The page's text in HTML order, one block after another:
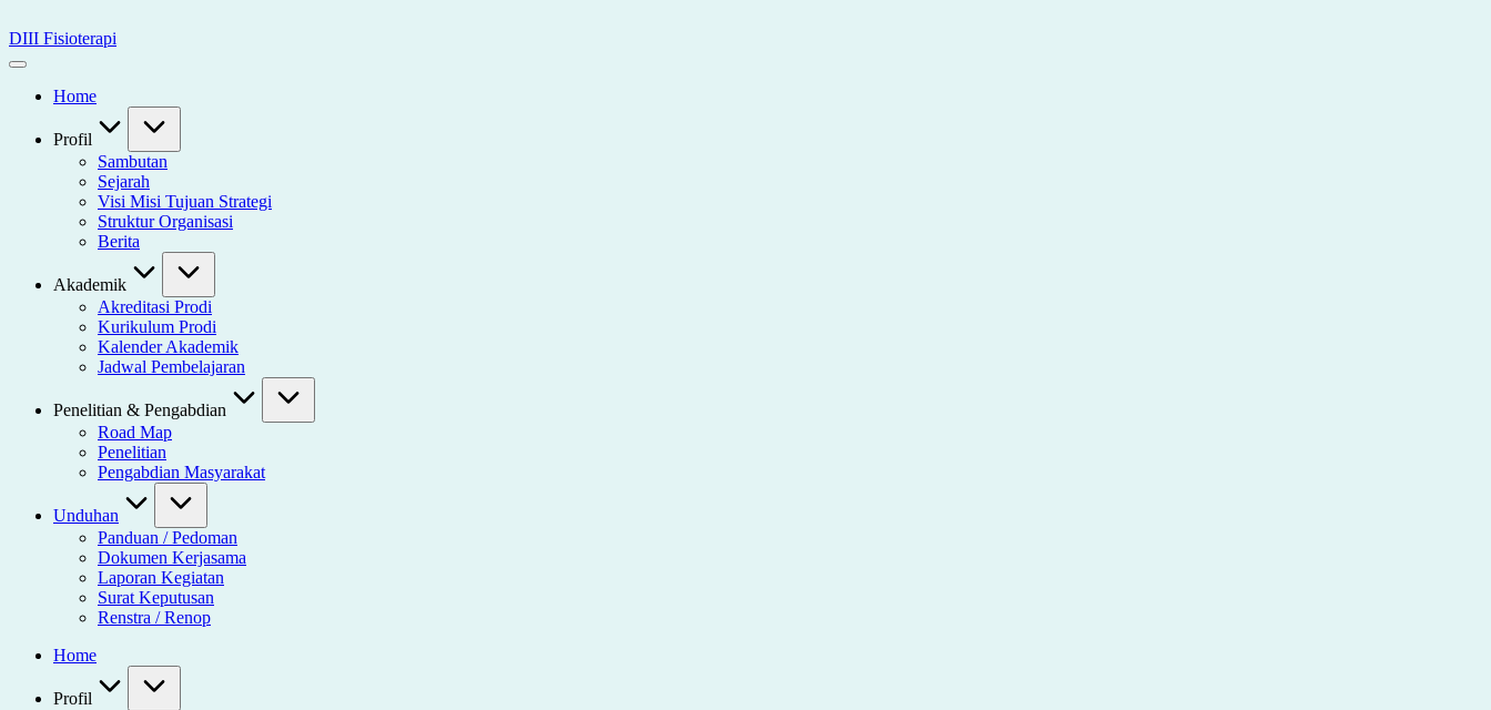
to
content
DIII Fisioterapi
Universitas
HusadaHome
Profil
Sambutan
Sejarah
Visi Misi Tujuan Strategi
Struktur Organisasi
Berita
Akademik
Akreditasi Prodi
Kurikulum Prodi
Kalender Akademik
Jadwal Pembelajaran
Penelitian & Pengabdian
Road Map
Penelitian
Pengabdian Masyarakat
Unduhan
Panduan / Pedoman
Dokumen Kerjasama
Laporan Kegiatan
Surat Keputusan
Renstra / Renop
Home
Profil